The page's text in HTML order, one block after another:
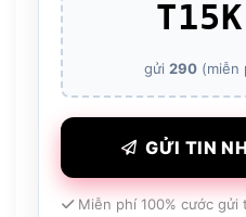
gửi 290 (miễn
GỬI TIN
Miễn phí 100% cước gửi